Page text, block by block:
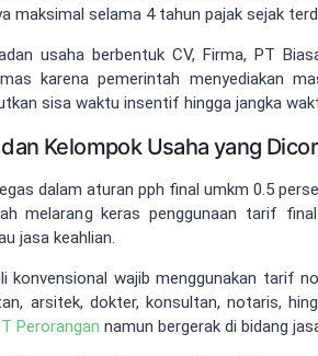
maksimal selama 4 tahun pajak sejak
usaha berbentuk CV, Firma, PT
karena pemerintah menyediakan
sisa waktu insentif hingga jangka
Kelompok Usaha yang
dalam aturan pph final umkm 0.5
melarang keras penggunaan tarif
jasa keahlian.
konvensional wajib menggunakan tarif
arsitek, dokter, konsultan, notaris,
Perorangan namun bergerak di bidang